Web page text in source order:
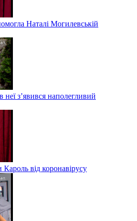
Наталі Могилевській
з’явився наполегливий
від коронавірусу